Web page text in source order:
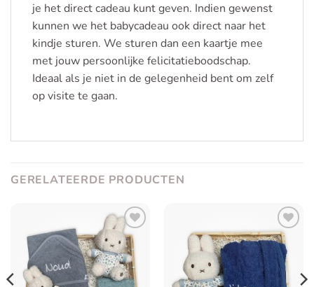
je het direct cadeau kunt geven. Indien gewenst
kunnen we het babycadeau ook direct naar het
kindje sturen. We sturen dan een kaartje mee
met jouw persoonlijke felicitatieboodschap.
Ideaal als je niet in de gelegenheid bent om zelf
op visite te gaan.
GERELATEERDE PRODUCTEN
Toevoegen
aan
verlanglijst
Toevoegen
aan
verlanglijst